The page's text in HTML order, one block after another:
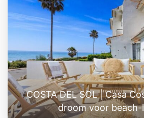
COSTA DEL SOL | Casa
droom voor beach-